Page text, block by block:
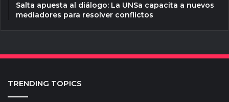
Salta apuesta al diálogo: La UNSa capacita a nuevos
mediadores para resolver conflictos
TRENDING TOPICS